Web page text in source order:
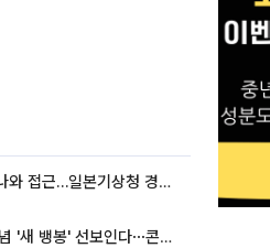
태풍 '돌핀' 오키나와 접근…일본기상청 경로 업데이트
빅뱅, 20주년 기념 '새 뱅봉' 선보인다⋯콘서트 앞두고 팝업 개최